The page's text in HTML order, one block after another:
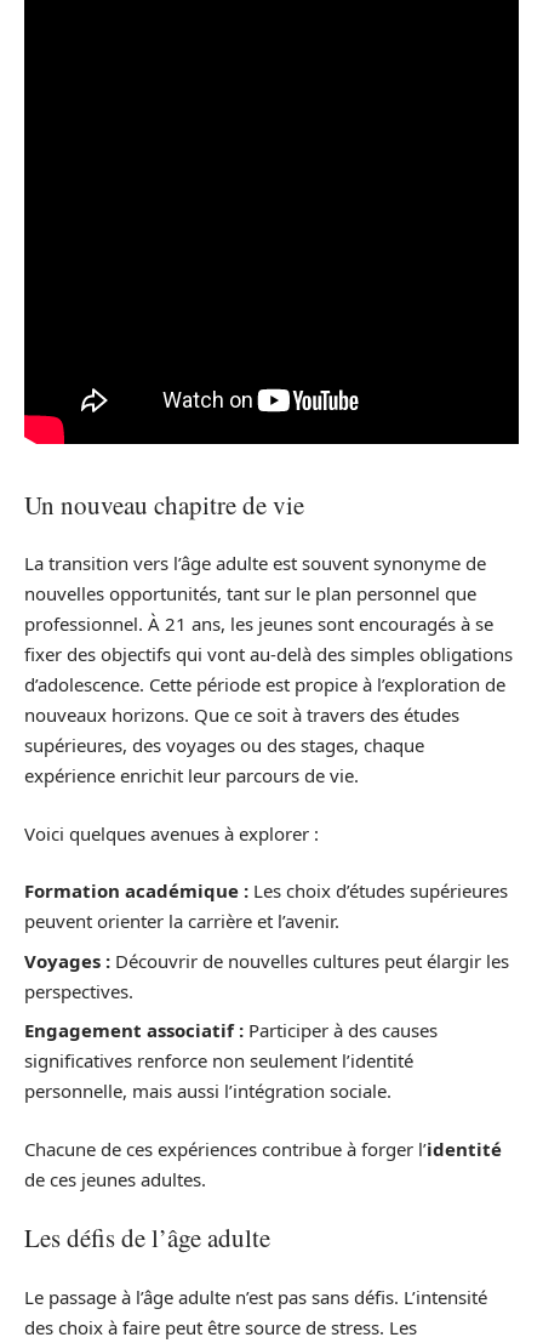
Un nouveau chapitre de vie
La transition vers l’âge adulte est souvent synonyme de
nouvelles opportunités, tant sur le plan personnel que
professionnel. À 21 ans, les jeunes sont encouragés à se
fixer des objectifs qui vont au-delà des simples obligations
d’adolescence. Cette période est propice à l’exploration de
nouveaux horizons. Que ce soit à travers des études
supérieures, des voyages ou des stages, chaque
expérience enrichit leur parcours de vie.
Voici quelques avenues à explorer :
Formation académique : Les choix d’études supérieures
peuvent orienter la carrière et l’avenir.
Voyages : Découvrir de nouvelles cultures peut élargir les
perspectives.
Engagement associatif : Participer à des causes
significatives renforce non seulement l’identité
personnelle, mais aussi l’intégration sociale.
Chacune de ces expériences contribue à forger l’identité
de ces jeunes adultes.
Les défis de l’âge adulte
Le passage à l’âge adulte n’est pas sans défis. L’intensité
des choix à faire peut être source de stress. Les